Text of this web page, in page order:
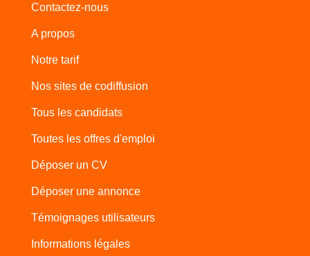
Contactez-nous
A propos
Notre tarif
Nos sites de codiffusion
Tous les candidats
Toutes les offres d'emploi
Déposer un CV
Déposer une annonce
Témoignages utilisateurs
Informations légales